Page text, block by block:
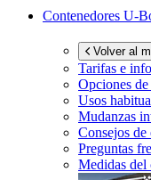
Contenedores U-
Volver al
Tarifas e
Opciones de
Usos
Mudanzas
Consejos de
Preguntas
Medidas del